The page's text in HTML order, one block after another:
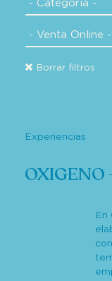
Borrar filtros
Experiencias
En